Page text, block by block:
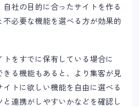
社の目的に合ったサイトを作る
不必要な機能を選べる方が効果的
トをすでに保有している場合に
きる機能もあると、より集客が見
トに欲しい機能を自由に選べる
連携がしやすいかなどを確認し